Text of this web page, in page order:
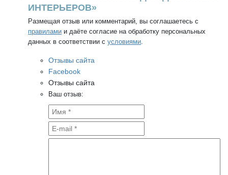
ИНТЕРЬЕРОВ»
Размещая отзыв или комментарий, вы соглашаетесь с
правилами и даёте согласие на обработку персональных
данных в соответствии с условиями.
Отзывы сайта
Facebook
Отзывы сайта
Ваш отзыв: